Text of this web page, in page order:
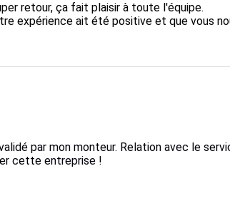
retour, ça fait plaisir à toute l'équipe.
expérience ait été positive et que vous
par mon monteur. Relation avec le
cette entreprise !